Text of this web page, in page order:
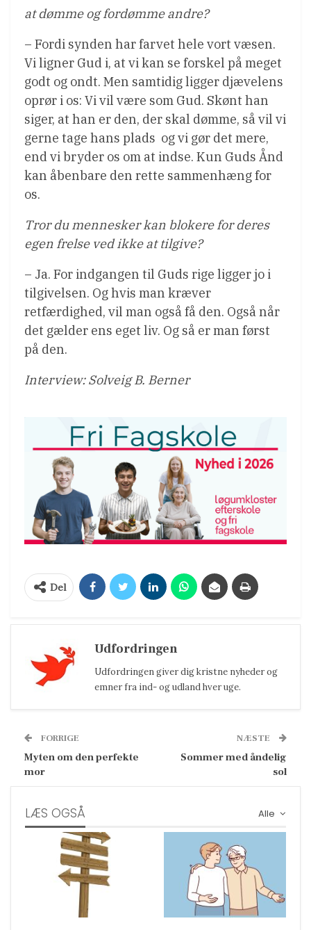
at dømme og fordømme andre?
– Fordi synden har farvet hele vort væsen.
Vi ligner Gud i, at vi kan se forskel på meget
godt og ondt. Men samtidig ligger djævelens
oprør i os: Vi vil være som Gud. Skønt han
siger, at han er den, der skal dømme, så vil vi
gerne tage hans plads  og vi gør det mere,
end vi bryder os om at indse. Kun Guds Ånd
kan åbenbare den rette sammenhæng for
os.
Tror du mennesker kan blokere for deres
egen frelse ved ikke at tilgive?
– Ja. For indgangen til Guds rige ligger jo i
tilgivelsen. Og hvis man kræver
retfærdighed, vil man også få den. Også når
det gælder ens eget liv. Og så er man først
på den.
Interview: Solveig B. Berner
Del
Udfordringen
Udfordringen giver dig kristne nyheder og
emner fra ind- og udland hver uge.
FORRIGE
Myten om den perfekte
mor
NÆSTE
Sommer med åndelig
sol
Alle
LÆS OGSÅ